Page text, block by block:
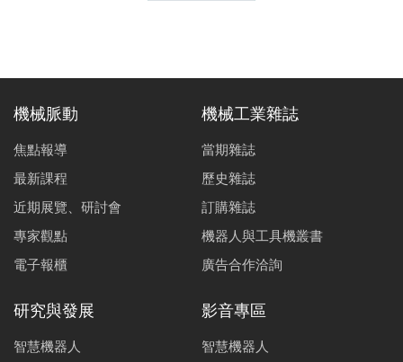
機械脈動
焦點報導
最新課程
近期展覽、研討會
專家觀點
電子報櫃
機械工業雜誌
當期雜誌
歷史雜誌
訂購雜誌
機器人與工具機叢書
廣告合作洽詢
研究與發展
智慧機器人
影音專區
智慧機器人